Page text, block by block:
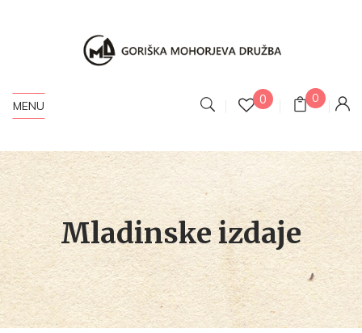
MENU 0 0
Mladinske izdaje